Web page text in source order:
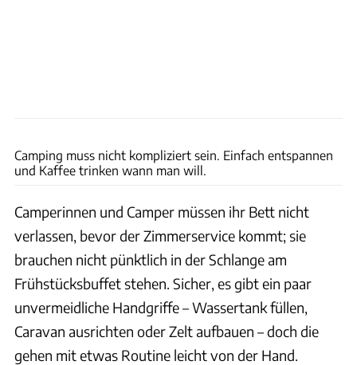
Camping muss nicht kompliziert sein. Einfach entspannen
und Kaffee trinken wann man will.
Camperinnen und Camper müssen ihr Bett nicht
verlassen, bevor der Zimmerservice kommt; sie
brauchen nicht pünktlich in der Schlange am
Frühstücksbuffet stehen. Sicher, es gibt ein paar
unvermeidliche Handgriffe – Wassertank füllen,
Caravan ausrichten oder Zelt aufbauen – doch die
gehen mit etwas Routine leicht von der Hand.